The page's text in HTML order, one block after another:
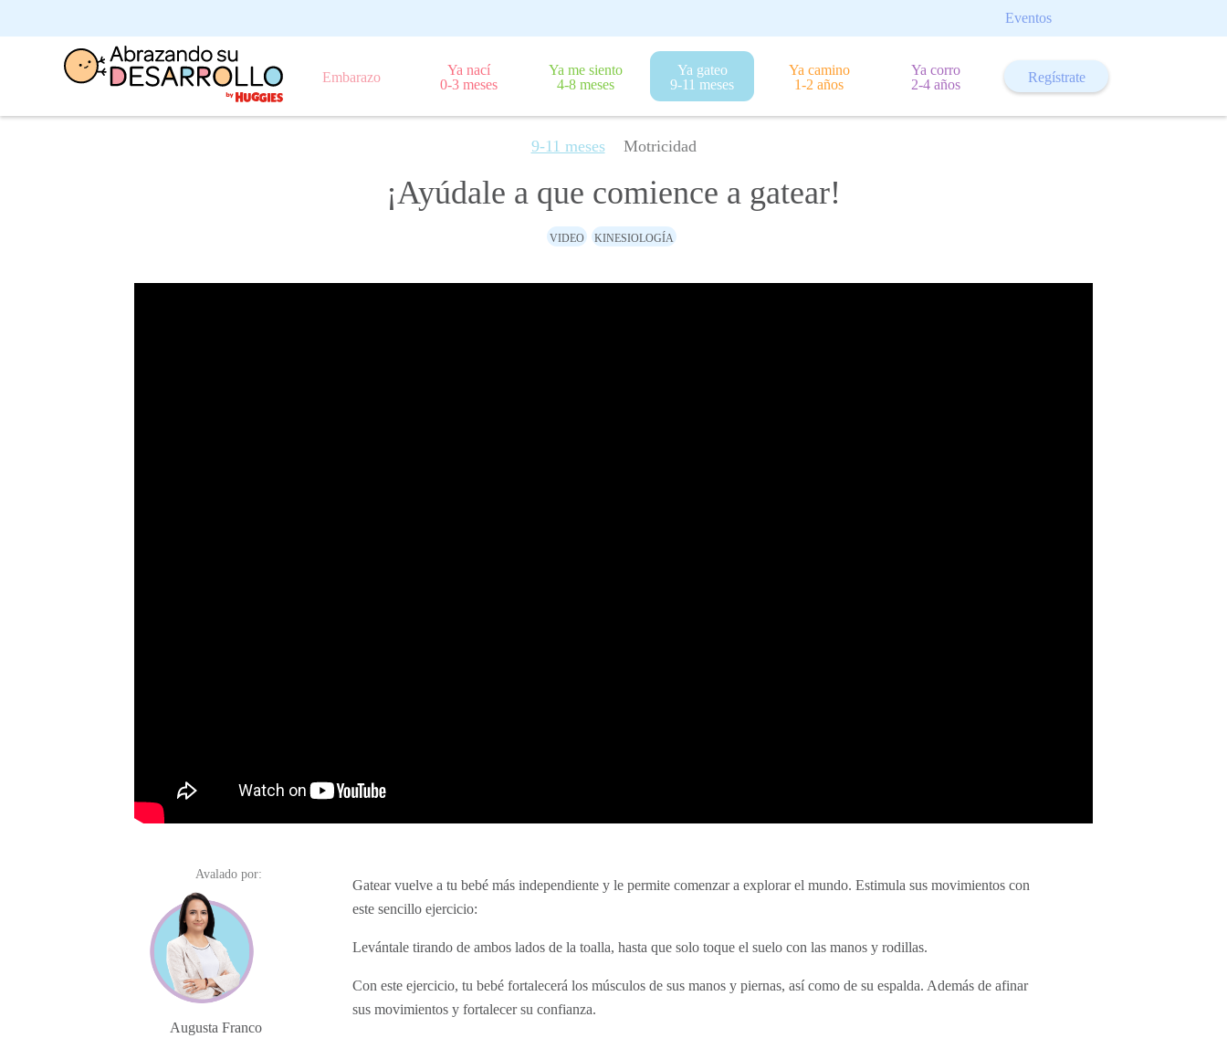
Eventos
Embarazo
Ya nací
0-3 meses
Ya me siento
4-8 meses
Ya gateo
9-11 meses
Ya camino
1-2 años
Ya corro
2-4 años
Regístrate
9-11 meses Motricidad
¡Ayúdale a que comience a gatear!
VIDEO KINESIOLOGÍA
Avalado por:
Augusta Franco
Gatear vuelve a tu bebé más independiente y le permite comenzar a explorar el mundo. Estimula sus movimientos con
este sencillo ejercicio:
Levántale tirando de ambos lados de la toalla, hasta que solo toque el suelo con las manos y rodillas.
Con este ejercicio, tu bebé fortalecerá los músculos de sus manos y piernas, así como de su espalda. Además de afinar
sus movimientos y fortalecer su confianza.